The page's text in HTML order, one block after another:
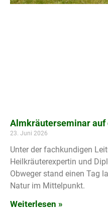
Almkräuterseminar
23. Juni 2026
Unter der fachkundigen
Heilkräuterexpertin und
Obweger stand einen Tag
Natur im Mittelpunkt.
Weiterlesen »